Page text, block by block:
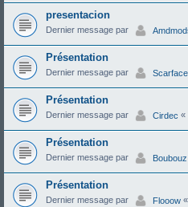
presentacion
Dernier message par
Présentation
Dernier message par
Présentation
Dernier message par Cirdec «
Présentation
Dernier message par Boubouz
Présentation
Dernier message par Flooow «